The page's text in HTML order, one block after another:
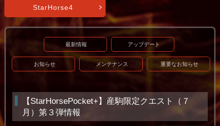
StarHorse4
最新情報 アップデート
お知らせ メンテナンス 重要なお知らせ
【StarHorsePocket+】産駒限定クエスト（７
月）第３弾情報